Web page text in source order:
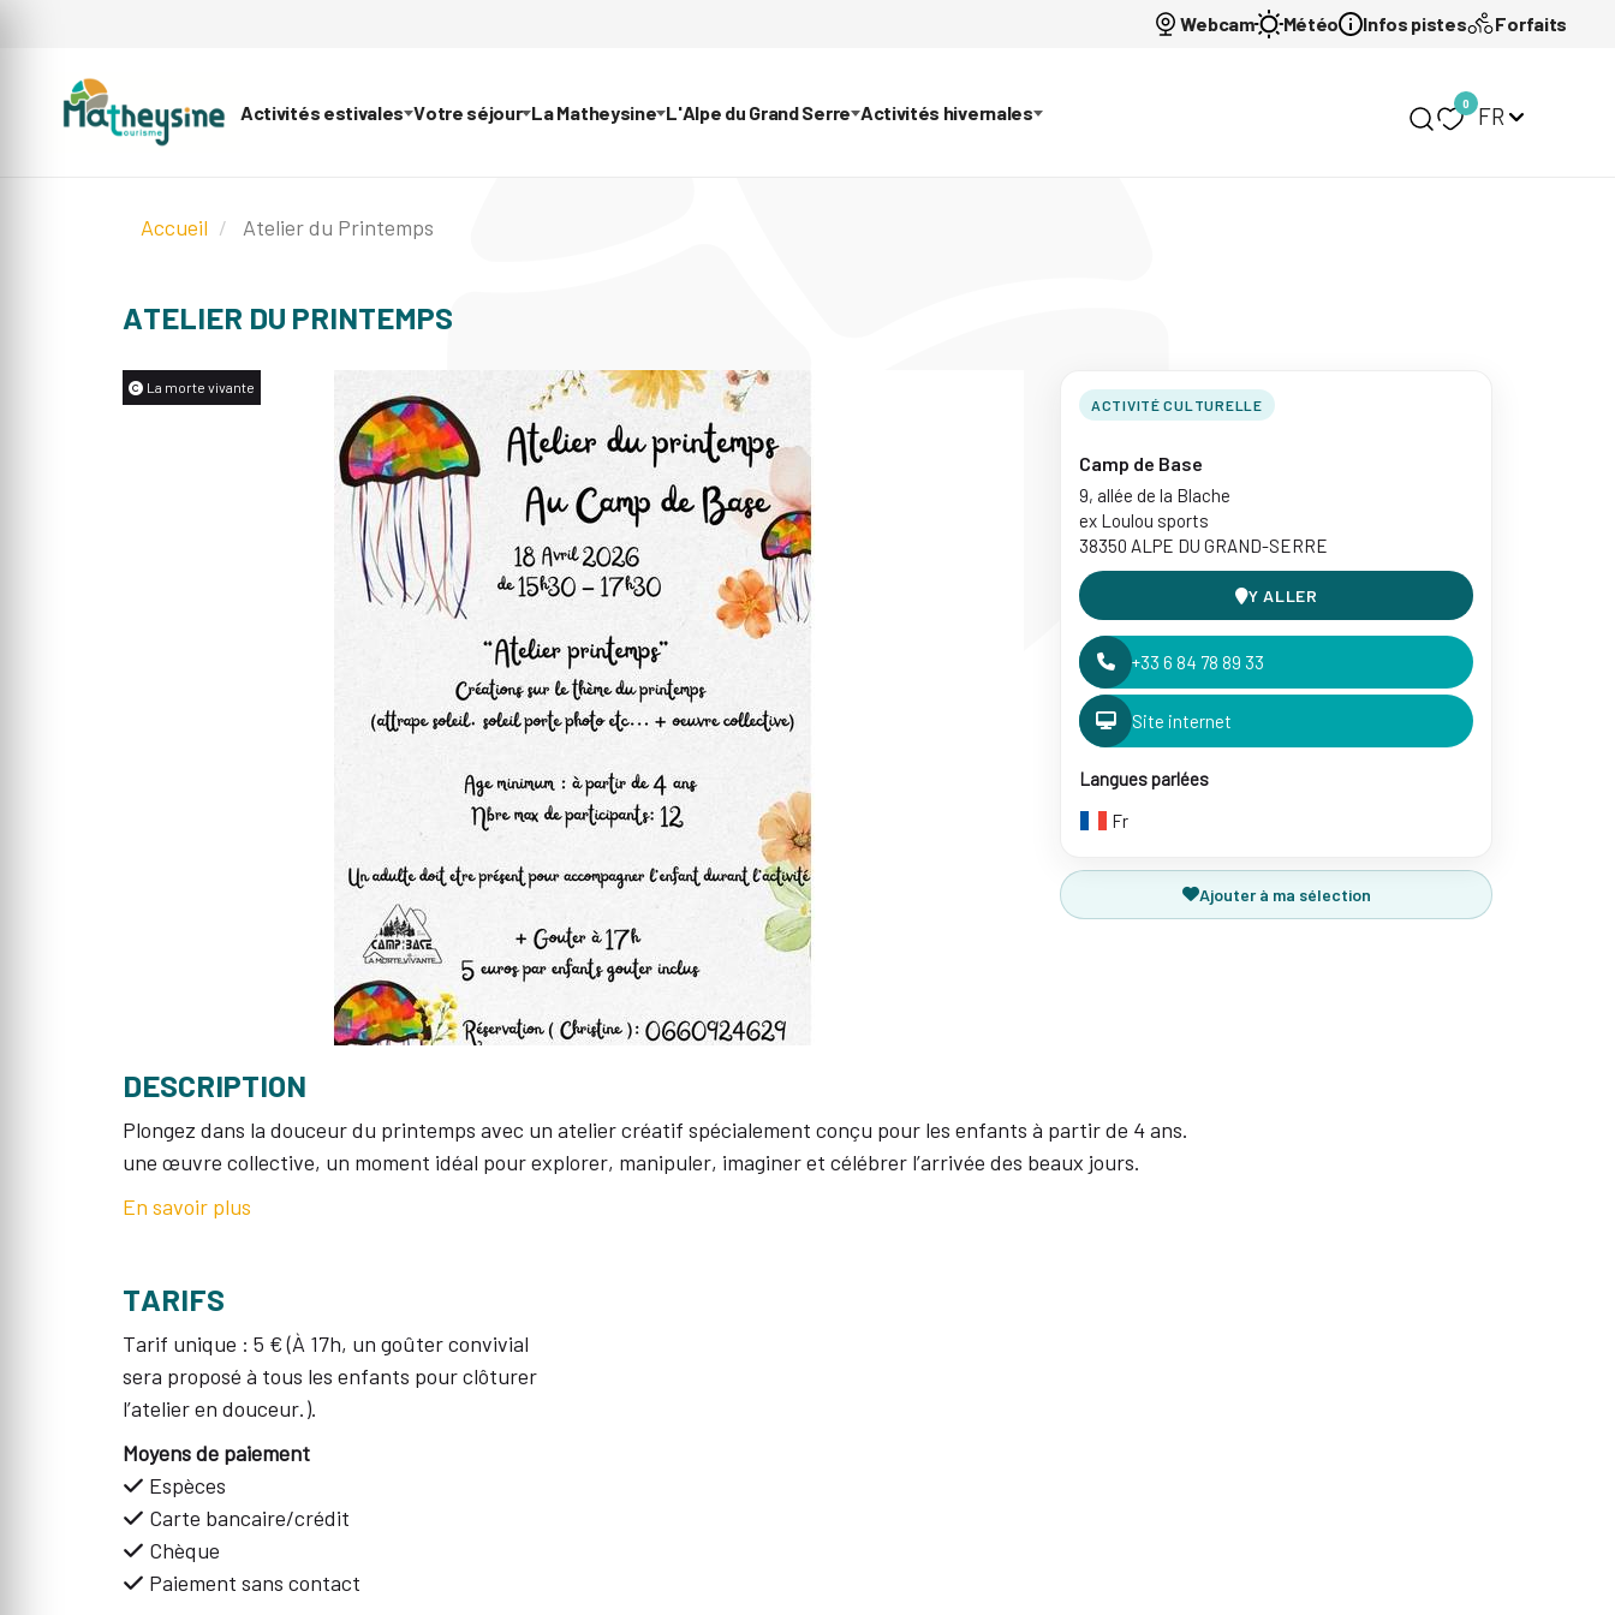
Webcam Météo Infos pistes Forfaits
Activités estivales Votre séjour La Matheysine L'Alpe du Grand Serre Activités hivernales 0 FR
Accueil Atelier du Printemps
ATELIER DU PRINTEMPS
La morte vivante
ACTIVITÉ CULTURELLE
Camp de Base
9, allée de la Blache
ex Loulou sports
38350 ALPE DU GRAND-SERRE
Y ALLER
+33 6 84 78 89 33
Site internet
Langues parlées
Fr
Ajouter à ma sélection
DESCRIPTION
Plongez dans la douceur du printemps avec un atelier créatif spécialement conçu pour les enfants à partir de 4 ans.
une œuvre collective, un moment idéal pour explorer, manipuler, imaginer et célébrer l’arrivée des beaux jours.
En savoir plus
TARIFS
Tarif unique : 5 € (À 17h, un goûter convivial
sera proposé à tous les enfants pour clôturer
l’atelier en douceur.).
Moyens de paiement
Espèces
Carte bancaire/crédit
Chèque
Paiement sans contact